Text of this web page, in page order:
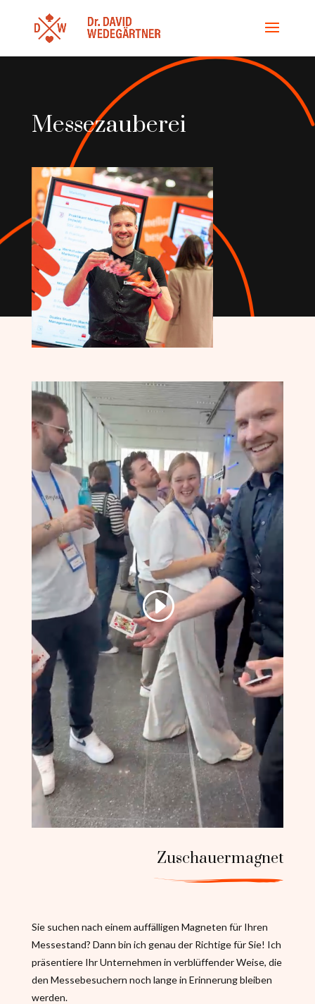
Messezauberei
Zuschauermagnet
Sie suchen nach einem auffälligen Magneten für Ihren
Messestand? Dann bin ich genau der Richtige für Sie! Ich
präsentiere Ihr Unternehmen in verblüffender Weise, die
den Messebesuchern noch lange in Erinnerung bleiben
werden.